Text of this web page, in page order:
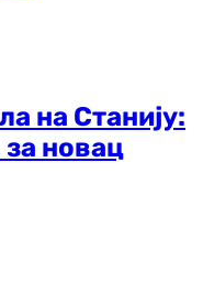
на Станију:
новац